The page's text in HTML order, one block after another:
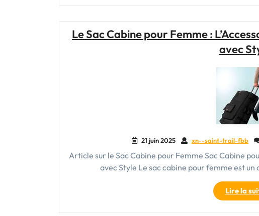
Le Sac Cabine pour Femme :
avec
21 juin 2025 xn--saint-trail-fbb
Article sur le Sac Cabine pour Femme Sac Cabine
avec Style Le sac cabine pour femme est
Lire la